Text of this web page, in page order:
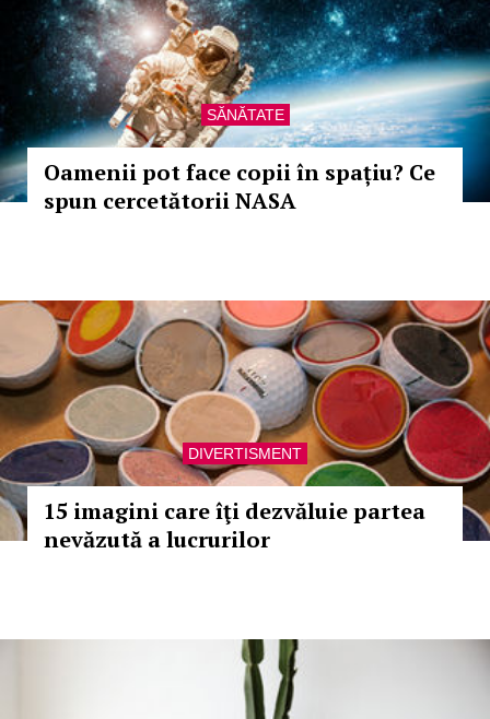
SĂNĂTATE
Oamenii pot face copii în spațiu? Ce
spun cercetătorii NASA
DIVERTISMENT
15 imagini care îţi dezvăluie partea
nevăzută a lucrurilor